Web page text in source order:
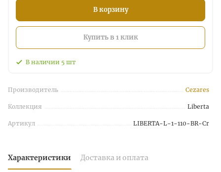
В корзину
Купить в 1 клик
В наличии 5 шт
Производитель Cezares
Коллекция Liberta
Артикул LIBERTA-L-1-110-BR-Cr
Характеристики Доставка и оплата